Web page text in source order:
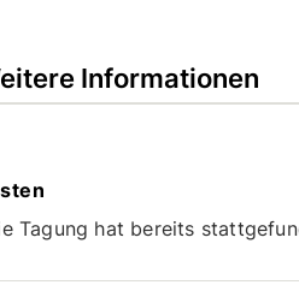
Informationen
Tagung hat bereits